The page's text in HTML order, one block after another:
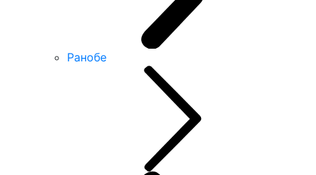
Ранобе